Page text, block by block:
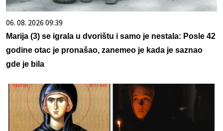
06. 08. 2026 09:39
Marija (3) se igrala u dvorištu i samo je nestala: Posle 42
godine otac je pronašao, zanemeo je kada je saznao
gde je bila